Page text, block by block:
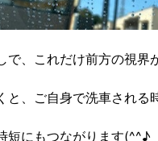
で、これだけ前方の視界
と、ご自身で洗車される
短にもつながります(^^♪